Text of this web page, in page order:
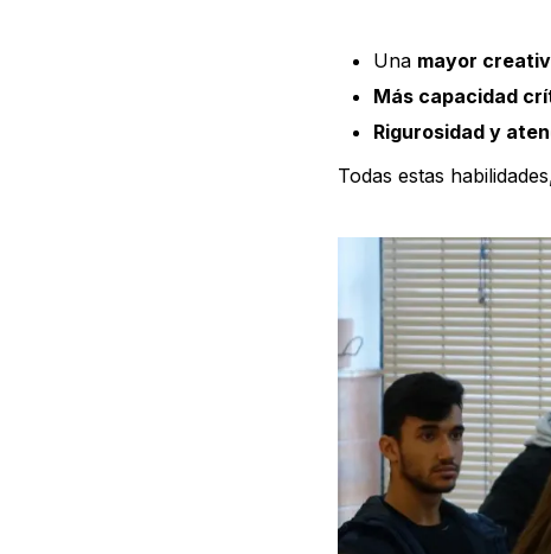
Una mayor
Más capacidad
Rigurosidad y
Todas estas